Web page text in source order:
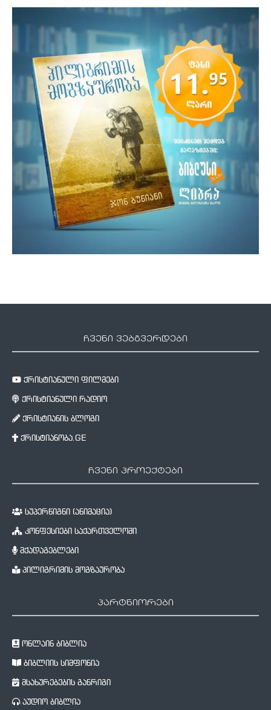
ჩვენი ვებგვერდები
ქრისტიანული ფილმები
ქრისტიანული რადიო
ქრისტიანის ბლოგი
ქრისტიანობა.GE
ჩვენი პროექტები
სუპერწიგნი (ანიმაცია)
კონფესიები საქართველოში
მქადაგებლები
პილიგრიმის მოგზაურობა
პარტნიორები
ონლაინ ბიბლია
ბიბლიის სიმფონია
მსახურებების განრიგი
აუდიო ბიბლია